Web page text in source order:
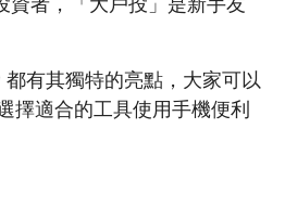
資者，「大戶投」是新手友
有其獨特的亮點，大家可以
擇適合的工具使用手機便利